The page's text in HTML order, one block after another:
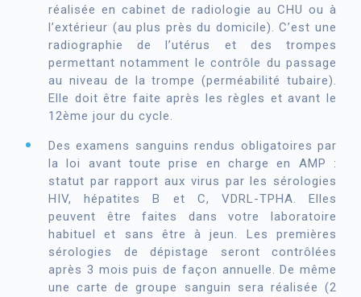
réalisée en cabinet de radiologie au CHU ou à
l’extérieur (au plus près du domicile). C’est une
radiographie de l’utérus et des trompes
permettant notamment le contrôle du passage
au niveau de la trompe (perméabilité tubaire).
Elle doit être faite après les règles et avant le
12ème jour du cycle.
Des examens sanguins rendus obligatoires par
la loi avant toute prise en charge en AMP :
statut par rapport aux virus par les sérologies
HIV, hépatites B et C, VDRL-TPHA. Elles
peuvent être faites dans votre laboratoire
habituel et sans être à jeun. Les premières
sérologies de dépistage seront contrôlées
après 3 mois puis de façon annuelle. De même
une carte de groupe sanguin sera réalisée (2